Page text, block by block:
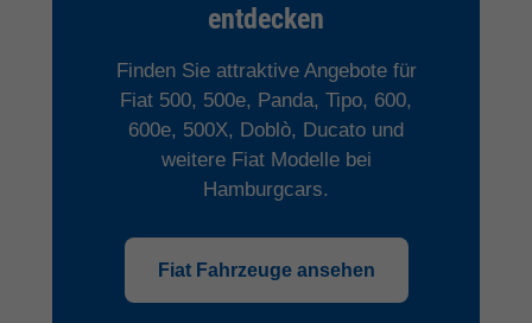
entdecken
Finden Sie attraktive Angebote für
Fiat 500, 500e, Panda, Tipo, 600,
600e, 500X, Doblò, Ducato und
weitere Fiat Modelle bei
Hamburgcars.
Fiat Fahrzeuge ansehen